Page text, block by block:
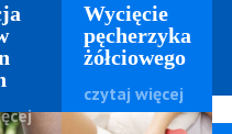
Wycięcie
pęcherzyka
żółciowego
czytaj więcej